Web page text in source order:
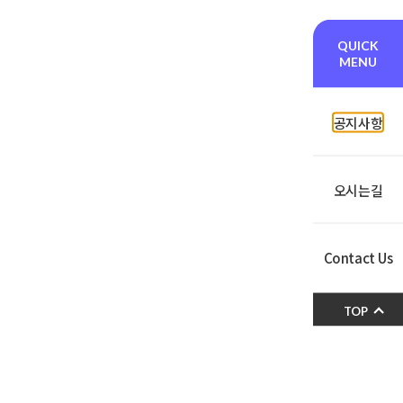
QUICK
MENU
공지사항
오시는길
Contact Us
TOP